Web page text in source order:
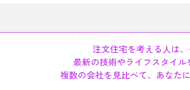
注文住宅を考える人は
最新の技術やライフスタイル
複数の会社を見比べて、あなた